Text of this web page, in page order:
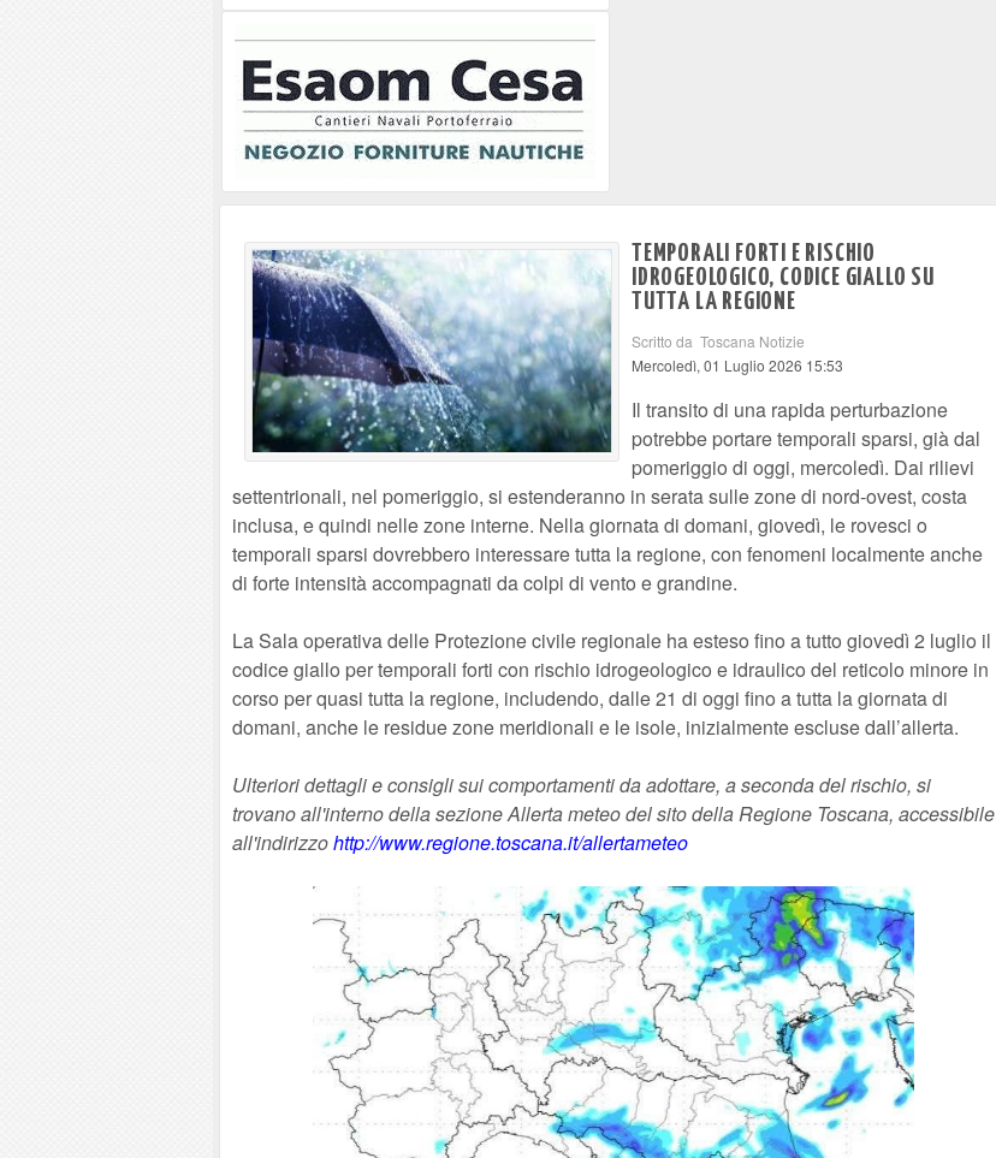
TEMPORALI FORTI E RISCHIO
IDROGEOLOGICO, CODICE GIALLO SU
TUTTA LA REGIONE
Scritto da Toscana Notizie
Mercoledì, 01 Luglio 2026 15:53
Il transito di una rapida perturbazione
potrebbe portare temporali sparsi, già dal
pomeriggio di oggi, mercoledì. Dai rilievi
settentrionali, nel pomeriggio, si estenderanno in serata sulle zone di nord-ovest, costa
inclusa, e quindi nelle zone interne. Nella giornata di domani, giovedì, le rovesci o
temporali sparsi dovrebbero interessare tutta la regione, con fenomeni localmente anche
di forte intensità accompagnati da colpi di vento e grandine.
La Sala operativa delle Protezione civile regionale ha esteso fino a tutto giovedì 2 luglio il
codice giallo per temporali forti con rischio idrogeologico e idraulico del reticolo minore in
corso per quasi tutta la regione, includendo, dalle 21 di oggi fino a tutta la giornata di
domani, anche le residue zone meridionali e le isole, inizialmente escluse dall’allerta.
Ulteriori dettagli e consigli sui comportamenti da adottare, a seconda del rischio, si
trovano all'interno della sezione Allerta meteo del sito della Regione Toscana, accessibile
all'indirizzohttp://www.regione.toscana.it/allertameteo